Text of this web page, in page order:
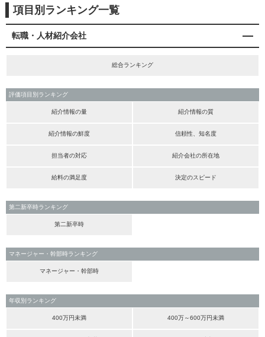
項目別ランキング一覧
転職・人材紹介会社
総合ランキング
評価項目別ランキング
紹介情報の量 紹介情報の質
紹介情報の鮮度 信頼性、知名度
担当者の対応 紹介会社の所在地
給料の満足度 決定のスピード
第二新卒時ランキング
第二新卒時
マネージャー・幹部時ランキング
マネージャー・幹部時
年収別ランキング
400万円未満 400万～600万円未満